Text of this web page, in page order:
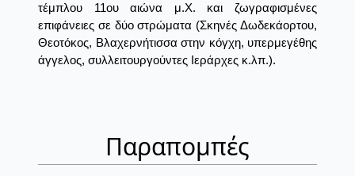
τέμπλου 11ου αιώνα μ.Χ. και ζωγραφισμένες
επιφάνειες σε δύο στρώματα (Σκηνές Δωδεκάορτου,
Θεοτόκος, Βλαχερνήτισσα στην κόγχη, υπερμεγέθης
άγγελος, συλλειτουργούντες Ιεράρχες κ.λπ.).
Παραπομπές